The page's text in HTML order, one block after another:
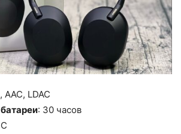
AAC, LDAC
: 30 часов